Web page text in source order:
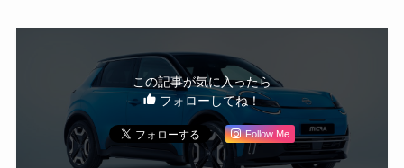
この記事が気に入ったら
フォローしてね！
Follow Me